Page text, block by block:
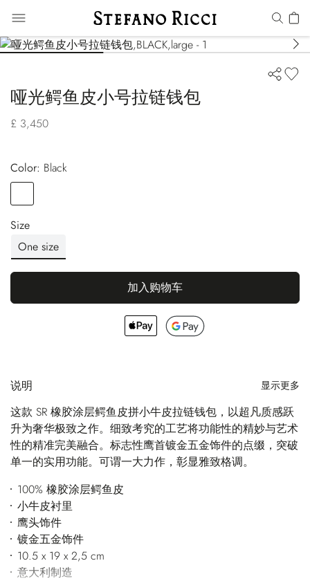
哑光鳄鱼皮小号拉链钱包
£ 3,450
Color:
black
Size
One size
加入购物车
说明 显示更多
这款 SR 橡胶涂层鳄鱼皮拼小牛皮拉链钱包，以超凡质感跃
升为奢华极致之作。细致考究的工艺将功能性的精妙与艺术
性的精准完美融合。标志性鹰首镀金五金饰件的点缀，突破
单一的实用功能。可谓一大力作，彰显雅致格调。
100% 橡胶涂层鳄鱼皮
小牛皮衬里
鹰头饰件
镀金五金饰件
10.5 x 19 x 2,5 cm
意大利制造